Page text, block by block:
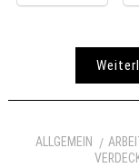
ALLGEMEIN